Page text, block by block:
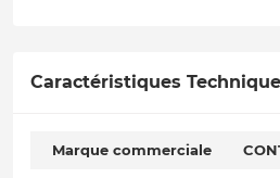
Caractéristiques
Marque commerciale